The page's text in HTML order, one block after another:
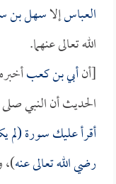
العباسإلاسهل بن
الله تعالى عنهما.
[أنأبي بن كعب
الحديث أن النبي
أقرأ عليك سورة
رضي الله تعالى عنه)،